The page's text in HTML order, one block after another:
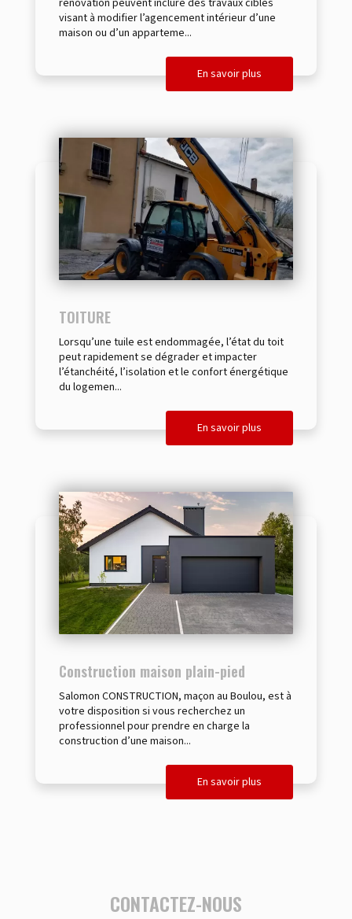
rénovation peuvent inclure des travaux ciblés
visant à modifier l’agencement intérieur d’une
maison ou d’un apparteme...
En savoir plus
TOITURE
Lorsqu’une tuile est endommagée, l’état du toit
peut rapidement se dégrader et impacter
l’étanchéité, l’isolation et le confort énergétique
du logemen...
En savoir plus
Construction maison plain-pied
Salomon CONSTRUCTION, maçon au Boulou, est à
votre disposition si vous recherchez un
professionnel pour prendre en charge la
construction d’une maison...
En savoir plus
CONTACTEZ-NOUS